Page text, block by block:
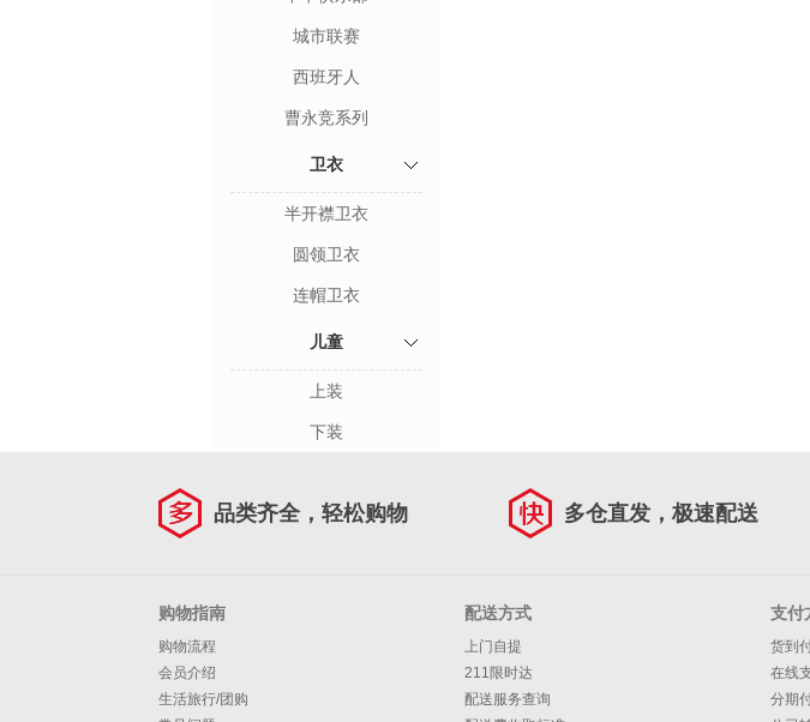
城市联赛
西班牙人
曹永竞系列
卫衣
半开襟卫衣
圆领卫衣
连帽卫衣
儿童
上装
下装
品类齐全，轻松购物 多仓直发，极速配送
购物指南
购物流程
会员介绍
生活旅行/团购
配送方式
上门自提
211限时达
配送服务查询
支付
货到
在线
分期